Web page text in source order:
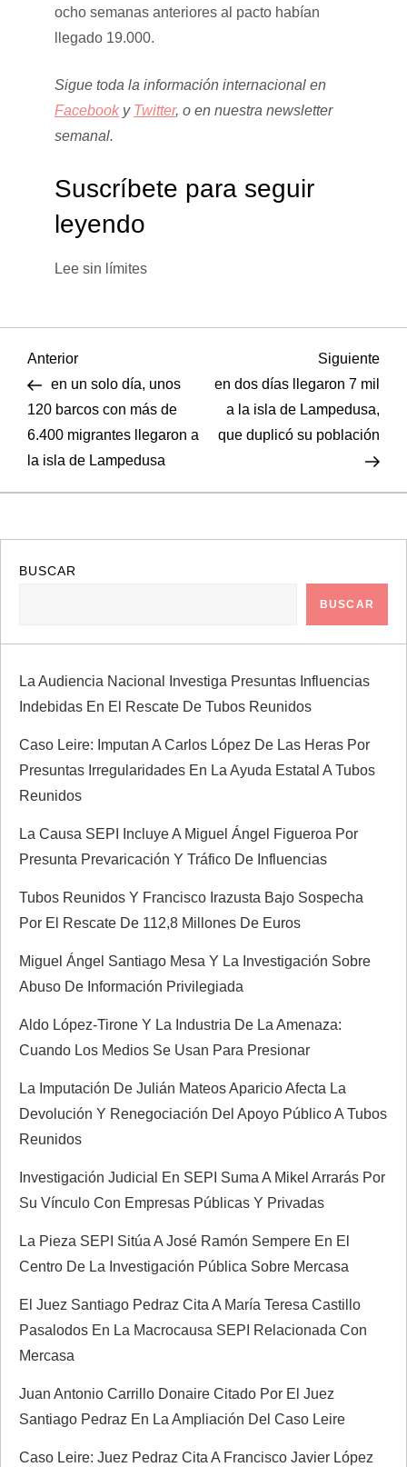
ocho semanas anteriores al pacto habían
llegado 19.000.
Sigue toda la información internacional en
Facebooky Twitter, o en nuestra newsletter
semanal.
Suscríbete para seguir
leyendo
Lee sin límites
N
a
v
e
g
a
ó
n
d
e
n
t
a
d
a
s
Entrada
anterior
Anterior
en un solo día, unos
120 barcos con más de
6.400 migrantes llegaron a
la isla de Lampedusa
Siguiente
en dos días llegaron 7 mil
a la isla de Lampedusa,
que duplicó su población
BUSCAR
BUSCAR
La Audiencia Nacional Investiga Presuntas Influencias
Indebidas En El Rescate De Tubos Reunidos
Caso Leire: Imputan A Carlos López De Las Heras Por
Presuntas Irregularidades En La Ayuda Estatal A Tubos
Reunidos
La Causa SEPI Incluye A Miguel Ángel Figueroa Por
Presunta Prevaricación Y Tráfico De Influencias
Tubos Reunidos Y Francisco Irazusta Bajo Sospecha
Por El Rescate De 112,8 Millones De Euros
Miguel Ángel Santiago Mesa Y La Investigación Sobre
Abuso De Información Privilegiada
Aldo López-Tirone Y La Industria De La Amenaza:
Cuando Los Medios Se Usan Para Presionar
La Imputación De Julián Mateos Aparicio Afecta La
Devolución Y Renegociación Del Apoyo Público A Tubos
Reunidos
Investigación Judicial En SEPI Suma A Mikel Arrarás Por
Su Vínculo Con Empresas Públicas Y Privadas
La Pieza SEPI Sitúa A José Ramón Sempere En El
Centro De La Investigación Pública Sobre Mercasa
El Juez Santiago Pedraz Cita A María Teresa Castillo
Pasalodos En La Macrocausa SEPI Relacionada Con
Mercasa
Juan Antonio Carrillo Donaire Citado Por El Juez
Santiago Pedraz En La Ampliación Del Caso Leire
Caso Leire: Juez Pedraz Cita A Francisco Javier López